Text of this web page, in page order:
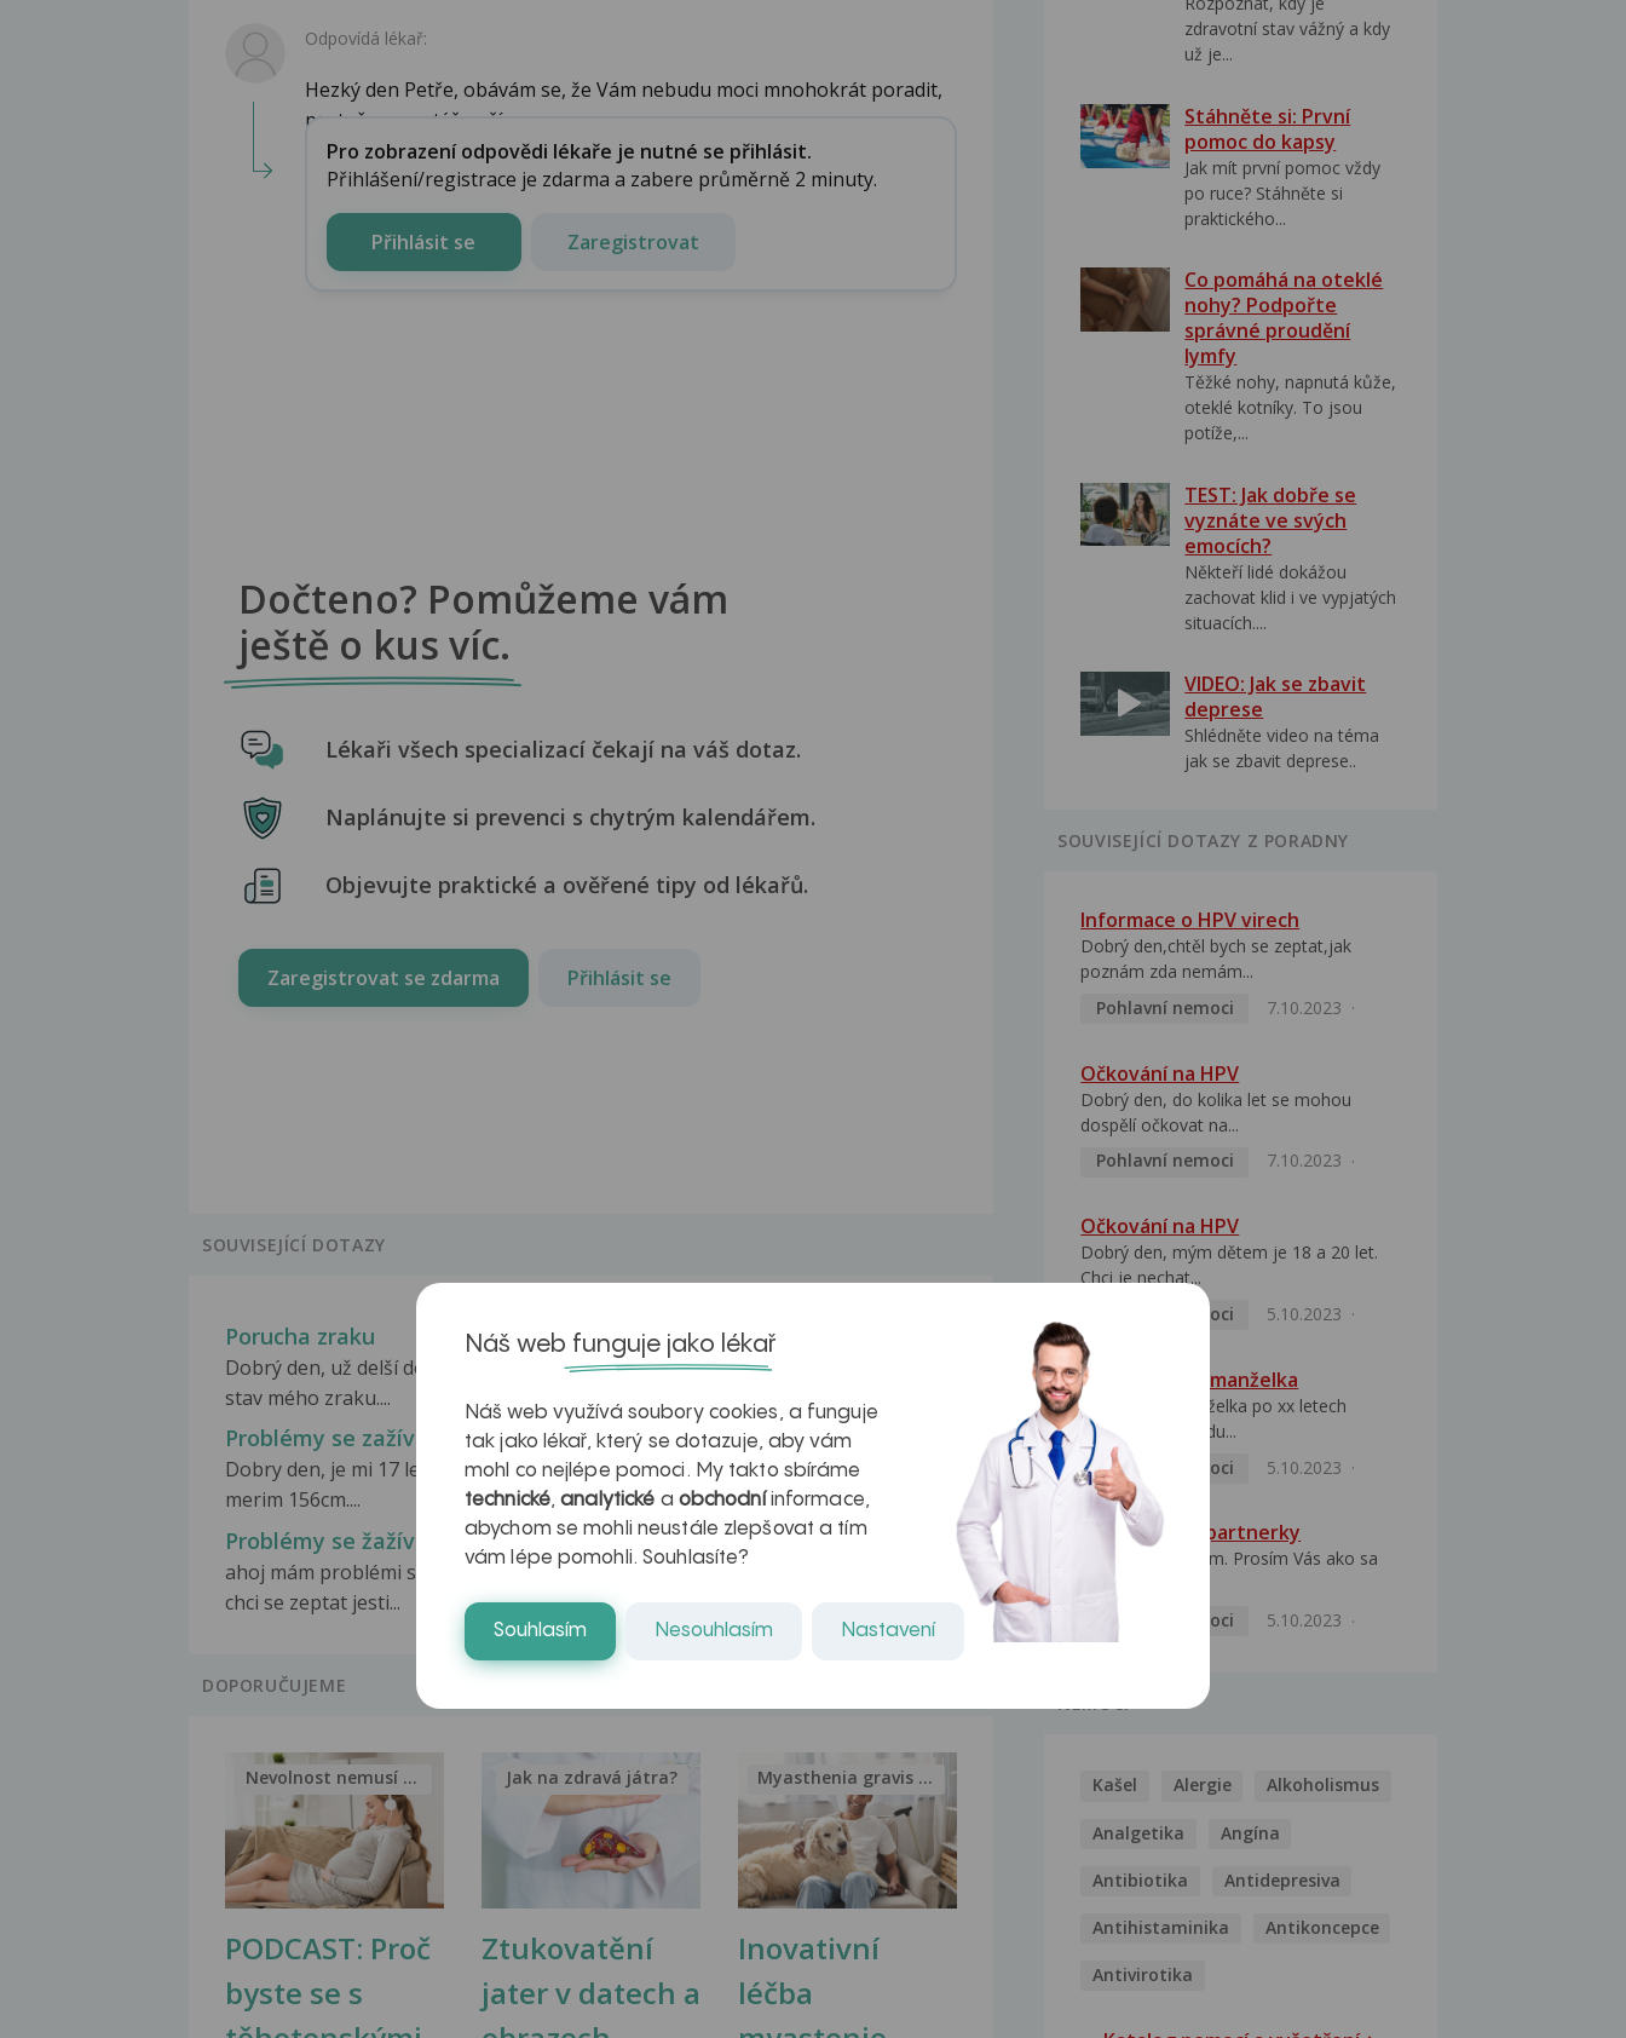
Odpovídá lékař:
Hezký den Petře, obávám se, že Vám nebudu moci mnohokrát poradit,
protože co se týče očí...
Pro zobrazení odpovědi lékaře je nutné se přihlásit.
Přihlášení/registrace je zdarma a zabere průměrně 2 minuty.
Přihlásit se Zaregistrovat
Dočteno? Pomůžeme vám
ještě o kus víc.
Lékaři všech specializací čekají na váš dotaz.
Naplánujte si prevenci s chytrým kalendářem.
Objevujte praktické a ověřené tipy od lékařů.
Zaregistrovat se zdarma Přihlásit se
SOUVISEJÍCÍ DOTAZY
Porucha zraku
Dobrý den, už delší dobu mě trápí
stav mého zraku....
Problémy se zažíváním
Dobrý den, už 2 měsíce mám
problémy se zažíváním a...
Problémy se zažíváním
Dobry den, je mi 17 let, mam 47kg a
merim 156cm....
Problémy se zažíváním
Dobrý den, již několik let mam
problémy se zažíváním...
Problémy se žažíváním
ahoj mám problémi se zažíváním a
chci se zeptat jesti...
Problémy se zažíváním
Dobrý den, v posledních pár měsících
mě trápí problémy...
DOPORUČUJEME
PODCAST: Proč
byste se s
Nevolnost nemusí být nutnou...
Ztukovatění
jater v datech a
Jak na zdravá játra?
Inovativní
léčba
Myasthenia gravis – vše, co...
zdravotní stav vážný a kdy
už je...
Stáhněte si: První
pomoc do kapsy
Jak mít první pomoc vždy
po ruce? Stáhněte si
praktického...
Co pomáhá na oteklé
nohy? Podpořte
správné proudění
lymfy
Těžké nohy, napnutá kůže,
oteklé kotníky. To jsou
potíže,...
TEST: Jak dobře se
vyznáte ve svých
emocích?
Někteří lidé dokážou
zachovat klid i ve vypjatých
situacích....
VIDEO: Jak se zbavit
deprese
Shlédněte video na téma
jak se zbavit deprese..
SOUVISEJÍCÍ DOTAZY Z PORADNY
Informace o HPV virech
Dobrý den,chtěl bych se zeptat,jak
poznám zda nemám...
Pohlavní nemoci
7.10.2023
Očkování na HPV
Dobrý den, do kolika let se mohou
dospělí očkovat na...
Pohlavní nemoci
7.10.2023
Očkování na HPV
Dobrý den, mým dětem je 18 a 20 let.
Chci je nechat...
Pohlavní nemoci
5.10.2023
HPV pozitivní manželka
Dobrý den, manželka po xx letech
přivezla z Východu...
Pohlavní nemoci
5.10.2023
HPV typ 52 u partnerky
Dobrý deň prajem. Prosím Vás ako sa
Pohlavní nemoci
5.10.2023
NEMOCI
Kašel Alergie Alkoholismus
Analgetika Angína
Antibiotika Antidepresiva
Antihistaminika Antikoncepce
Antivirotika
Náš web funguje jako lékař
Náš web využívá soubory cookies, a funguje
tak jako lékař, který se dotazuje, aby vám
mohl co nejlépe pomoci. My takto sbíráme
technické,analytické a obchodníinformace,
abychom se mohli neustále zlepšovat a tím
vám lépe pomohli. Souhlasíte?
Souhlasím Nesouhlasím Nastavení